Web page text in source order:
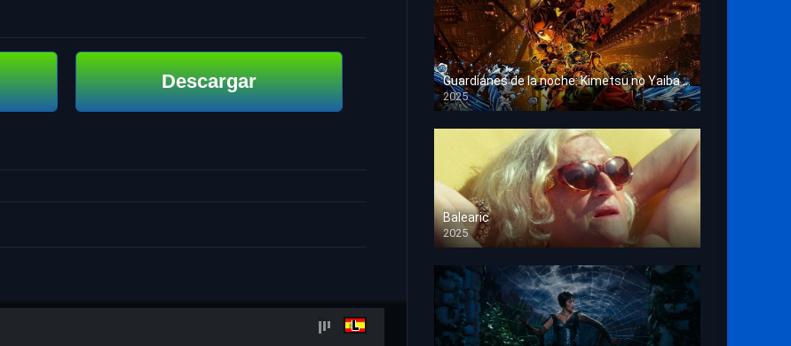
Descargar Guardianes de la noche: Kimetsu no Yaiba La fortaleza infinita
2025
HD 1080p
Balearic
2025
HD 1080p